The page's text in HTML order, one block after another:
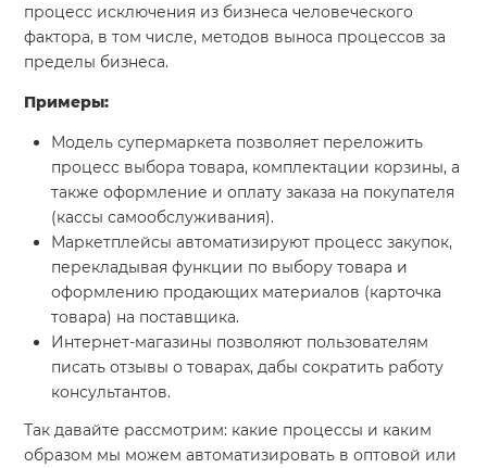
процесс исключения из бизнеса человеческого
фактора, в том числе, методов выноса процессов за
пределы бизнеса.
Примеры:
Модель супермаркета позволяет переложить
процесс выбора товара, комплектации корзины, а
также оформление и оплату заказа на покупателя
(кассы самообслуживания).
Маркетплейсы автоматизируют процесс закупок,
перекладывая функции по выбору товара и
оформлению продающих материалов (карточка
товара) на поставщика.
Интернет-магазины позволяют пользователям
писать отзывы о товарах, дабы сократить работу
консультантов.
Так давайте рассмотрим: какие процессы и каким
образом мы можем автоматизировать в оптовой или